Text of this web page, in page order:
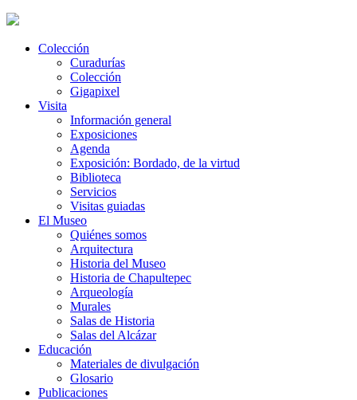
Colección
Curadurías
Colección
Gigapixel
Visita
Información general
Exposiciones
Agenda
Exposición: Bordado, de la virtud
Biblioteca
Servicios
Visitas guiadas
El Museo
Quiénes somos
Arquitectura
Historia del Museo
Historia de Chapultepec
Arqueología
Murales
Salas de Historia
Salas del Alcázar
Educación
Materiales de divulgación
Glosario
Publicaciones